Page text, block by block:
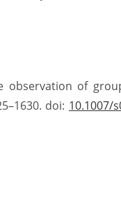
observation of
doi: 10.1007/